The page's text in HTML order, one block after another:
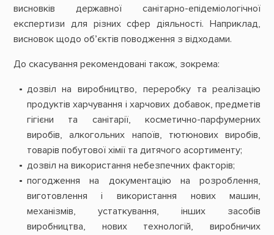
висновків державної санітарно-епідеміологічної
експертизи для різних сфер діяльності. Наприклад,
висновок щодо об’єктів поводження з відходами.
До скасування рекомендовані також, зокрема:
дозвіл на виробництво, переробку та реалізацію
продуктів харчування і харчових добавок, предметів
гігієни та санітарії, косметично-парфумерних
виробів, алкогольних напоїв, тютюнових виробів,
товарів побутової хімії та дитячого асортименту;
дозвіл на використання небезпечних факторів;
погодження на документацію на розроблення,
виготовлення і використання нових машин,
механізмів, устаткування, інших засобів
виробництва, нових технологій, виробничих